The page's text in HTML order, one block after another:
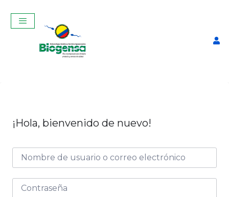
¡Hola, bienvenido de nuevo!
Reglas Para Medir Nitrógeno